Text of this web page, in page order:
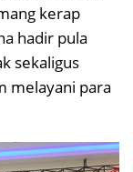
kerap
hadir pula
sekaligus
melayani para